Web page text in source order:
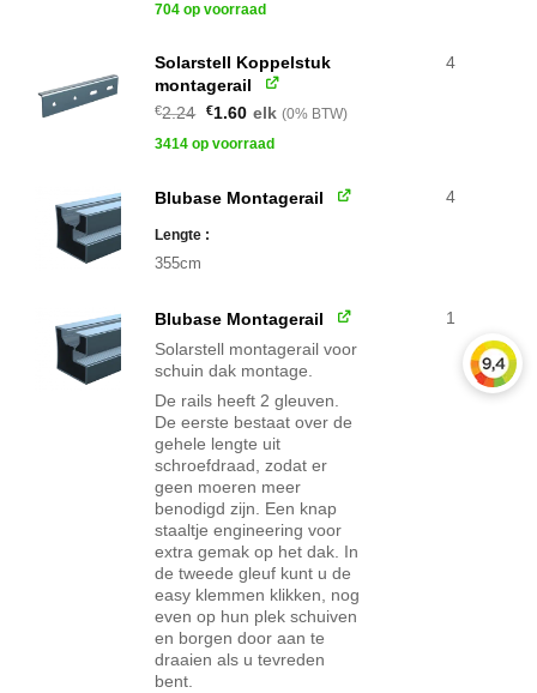
was:is:
704 op voorraad
Solarstell Koppelstuk
montagerail
€2.24 Oorspronkelijke
was:
€1.60Huidige
is:
elk (0% BTW)
3414 op voorraad
4
Blubase Montagerail
Lengte
355cm
4
Blubase Montagerail
Solarstell montagerail voor
schuin dak montage.
De rails heeft 2 gleuven.
De eerste bestaat over de
gehele lengte uit
schroefdraad, zodat er
geen moeren meer
benodigd zijn. Een knap
staaltje engineering voor
extra gemak op het dak. In
de tweede gleuf kunt u de
easy klemmen klikken, nog
even op hun plek schuiven
en borgen door aan te
draaien als u tevreden
bent.
1